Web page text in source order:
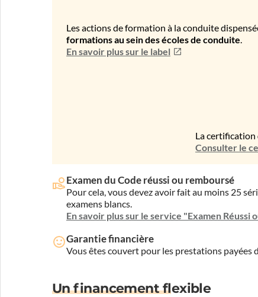
Les actions de formation à la conduite
formations au sein des écoles de conduite.
En savoir plus sur le label
La certification
Consulter le
Examen du Code réussi ou remboursé
Pour cela, vous devez avoir fait au moins 25
examens blancs.
En savoir plus sur le service "Examen Réussi
Garantie financière
Vous êtes couvert pour les prestations payées
Un financement flexible